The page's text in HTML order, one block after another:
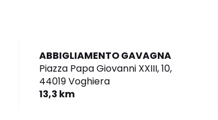
ABBIGLIAMENTO GAVAGNA
Piazza Papa Giovanni XXIII, 10,
44019 Voghiera
13,3 km